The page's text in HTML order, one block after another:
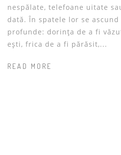
nespălate, telefoane uitate
dată. În spatele lor se
profunde: dorința de a fi
ești, frica de a fi părăsit,...
READ MORE